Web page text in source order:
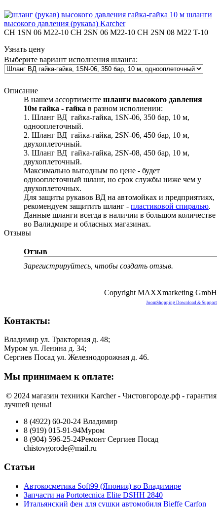
CH 1SN 06 M22-10 CH 2SN 06 M22-10 CH 2SN 08 M22 T-10
Узнать цену
Выберите вариант исполнения шланга:
Описание
В нашем ассортименте шланги высокого давления
10м гайка - гайка в разном исполнении:
1. Шланг ВД гайка-гайка, 1SN-06, 350 бар, 10 м,
однооплеточный.
2. Шланг ВД гайка-гайка, 2SN-06, 450 бар, 10 м,
двухоплеточный.
3. Шланг ВД гайка-гайка, 2SN-08, 450 бар, 10 м,
двухоплеточный.
Максимально выгодным по цене - будет
однооплеточный шланг, но срок службы ниже чем у
двухоплеточных.
Для защиты рукавов ВД на автомойках и предприятиях,
рекомендуем защитить шланг - пластиковой спиралью.
Данные шланги всегда в наличии в большом количестве
во Валидмире и обласных магазинах.
Отзывы
Отзыв
Зарегистрируйтесь, чтобы создать отзыв.
Copyright MAXXmarketing GmbH
JoomShopping Download & Support
Контакты:
Владимир ул. Тракторная д. 48;
Муром ул. Ленина д. 34;
Сергиев Посад ул. Железнодорожная д. 46.
Мы принимаем к оплате:
© 2024 магазин техники Karcher - Чистовгороде.рф - гарантия
лучшей цены!
8 (4922) 60-20-24 Владимир
8 (919) 015-91-94Муром
8 (904) 596-25-24Ремонт Сергиев Посад
chistovgorode@mail.ru
Статьи
Автокосметика Soft99 (Япония) во Владимире
Запчасти на Portotecnica Elite DSHH 2840
Итальянский фен для сушки автомобиля Bieffe Carfon